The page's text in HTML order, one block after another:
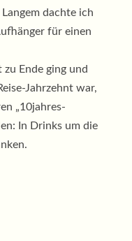
dachte ich
für einen
Ende ging und
Jahrzehnt war,
„10jahres-
In Drinks um die